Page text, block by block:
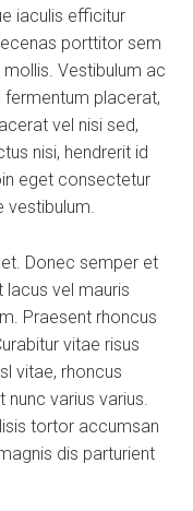
iaculis efficitur
porttitor sem
Vestibulum ac
fermentum placerat,
vel nisi sed,
nisi, hendrerit id
eget consectetur
vestibulum.
Donec semper et
vel mauris
Praesent rhoncus
vitae risus
vitae, rhoncus
varius varius.
tortor accumsan
dis parturient